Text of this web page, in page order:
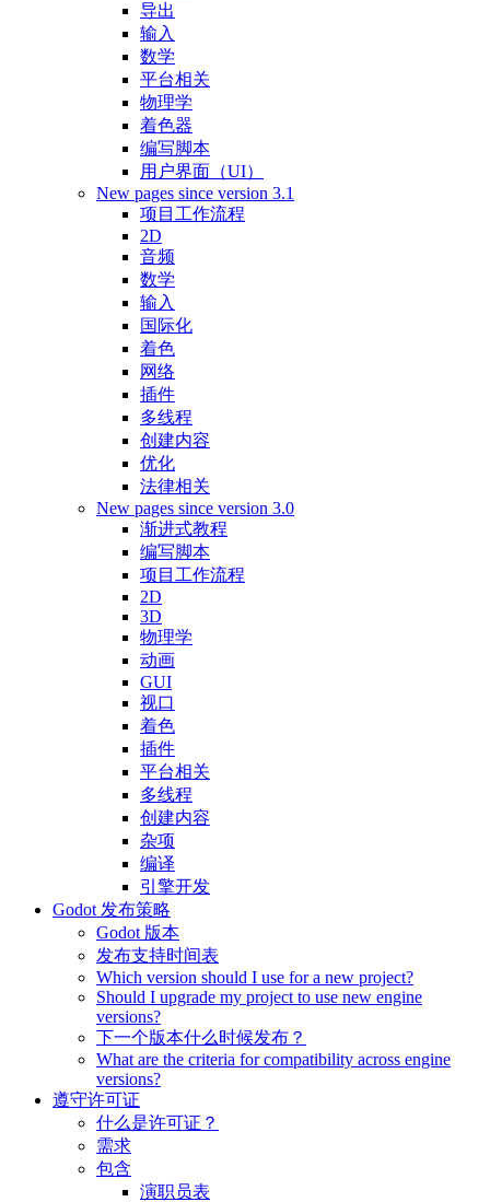
导出
输入
数学
平台相关
物理学
着色器
编写脚本
用户界面（UI）
New pages since version 3.1
项目工作流程
2D
音频
数学
输入
国际化
着色
网络
插件
多线程
创建内容
优化
法律相关
New pages since version 3.0
渐进式教程
编写脚本
项目工作流程
2D
3D
物理学
动画
GUI
视口
着色
插件
平台相关
多线程
创建内容
杂项
编译
引擎开发
Godot 发布策略
Godot 版本
发布支持时间表
Which version should I use for a new project?
Should I upgrade my project to use new engine
versions?
下一个版本什么时候发布？
What are the criteria for compatibility across engine
versions?
遵守许可证
什么是许可证？
需求
包含
演职员表